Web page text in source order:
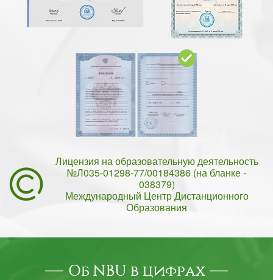
Лицензия на образовательную деятельность
№Л035-01298-77/00184386 (на бланке -
038379)
Международный Центр Дистанционного
Образования
Об NBU в цифрах